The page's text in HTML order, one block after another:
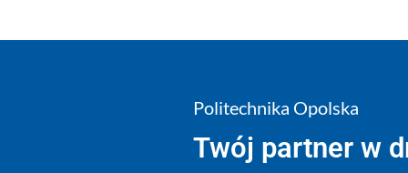
Politechnika Opolska
Twój partner w